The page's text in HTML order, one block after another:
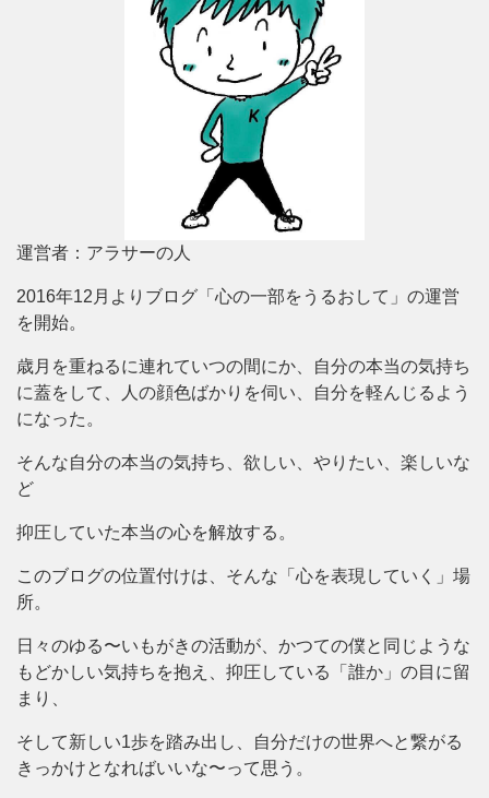
運営者：アラサーの人
2016年12月よりブログ「心の一部をうるおして」の運営
を開始。
歳月を重ねるに連れていつの間にか、自分の本当の気持ち
に蓋をして、人の顔色ばかりを伺い、自分を軽んじるよう
になった。
そんな自分の本当の気持ち、欲しい、やりたい、楽しいな
ど
抑圧していた本当の心を解放する。
このブログの位置付けは、そんな「心を表現していく」場
所。
日々のゆる〜いもがきの活動が、かつての僕と同じような
もどかしい気持ちを抱え、抑圧している「誰か」の目に留
まり、
そして新しい1歩を踏み出し、自分だけの世界へと繋がる
きっかけとなればいいな〜って思う。